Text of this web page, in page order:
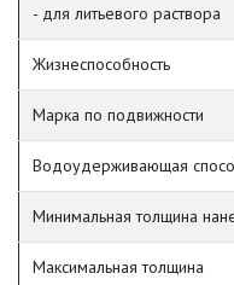
- для литьевого раствора
Жизнеспособность
Марка по подвижности
Водоудерживающая
Минимальная толщина
Максимальная толщина